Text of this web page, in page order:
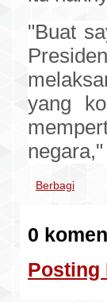
"Buat
yang
Berbagi
0
Posting